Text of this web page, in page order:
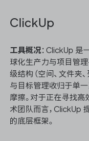
ClickUp
工具概况：ClickUp 是
球化生产力与项目管
级结构（空间、文件夹
与目标管理收归于单
摩擦。对于正在寻找
术团队而言，ClickUp
的底层框架。